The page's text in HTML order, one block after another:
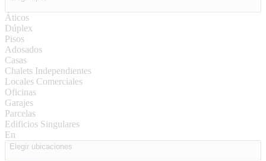
Áticos
Dúplex
Pisos
Adosados
Casas
Chalets Independientes
Locales Comerciales
Oficinas
Garajes
Parcelas
Edificios Singulares
En
Elegir ubicaciones